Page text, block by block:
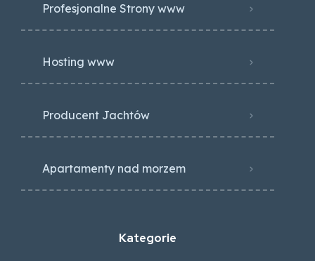
Profesjonalne Strony www
Hosting www
Producent Jachtów
Apartamenty nad morzem
Kategorie